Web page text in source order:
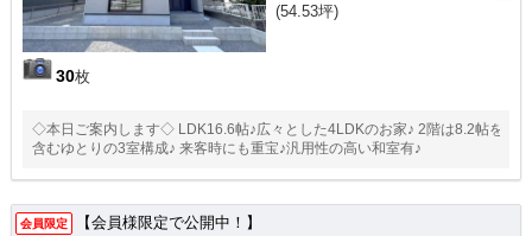
30枚
(54.53坪)
◇本日ご案内します◇ LDK16.6帖♪広々とした4LDKのお家♪ 2階は8.2帖を
含むゆとりの3室構成♪ 来客時にも重宝♪汎用性の高い和室有♪
会員限定 【会員様限定で公開中！】